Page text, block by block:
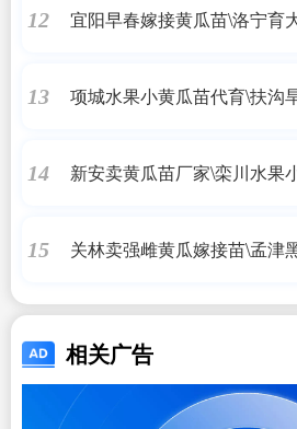
12
宜阳早春嫁接黄瓜苗\洛宁育
13
项城水果小黄瓜苗代育\扶沟
14
新安卖黄瓜苗厂家\栾川水果
15
关林卖强雌黄瓜嫁接苗\孟津
相关广告